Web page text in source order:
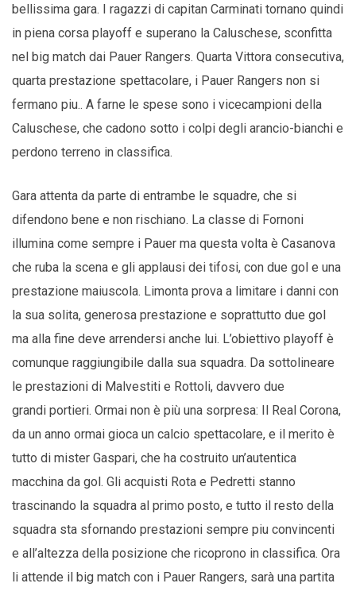
bellissima gara. I ragazzi di capitan Carminati tornano quindi
in piena corsa playoff e superano la Caluschese, sconfitta
nel big match dai Pauer Rangers. Quarta Vittora consecutiva,
quarta prestazione spettacolare, i Pauer Rangers non si
fermano piu.. A farne le spese sono i vicecampioni della
Caluschese, che cadono sotto i colpi degli arancio-bianchi e
perdono terreno in classifica.
Gara attenta da parte di entrambe le squadre, che si
difendono bene e non rischiano. La classe di Fornoni
illumina come sempre i Pauer ma questa volta è Casanova
che ruba la scena e gli applausi dei tifosi, con due gol e una
prestazione maiuscola. Limonta prova a limitare i danni con
la sua solita, generosa prestazione e soprattutto due gol
ma alla fine deve arrendersi anche lui. L’obiettivo playoff è
comunque raggiungibile dalla sua squadra. Da sottolineare
le prestazioni di Malvestiti e Rottoli, davvero due
grandi portieri. Ormai non è più una sorpresa: Il Real Corona,
da un anno ormai gioca un calcio spettacolare, e il merito è
tutto di mister Gaspari, che ha costruito un’autentica
macchina da gol. Gli acquisti Rota e Pedretti stanno
trascinando la squadra al primo posto, e tutto il resto della
squadra sta sfornando prestazioni sempre piu convincenti
e all’altezza della posizione che ricoprono in classifica. Ora
li attende il big match con i Pauer Rangers, sarà una partita